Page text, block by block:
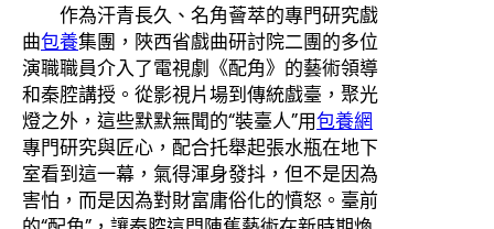
作為汗青長久、名角薈萃的專門研究戲
曲包養集團，陜西省戲曲研討院二團的多位
演職職員介入了電視劇《配角》的藝術領導
和秦腔講授。從影視片場到傳統戲臺，聚光
燈之外，這些默默無聞的“裝臺人”用包養網
專門研究與匠心，配合托舉起張水瓶在地下
室看到這一幕，氣得渾身發抖，但不是因為
害怕，而是因為對財富庸俗化的憤怒。臺前